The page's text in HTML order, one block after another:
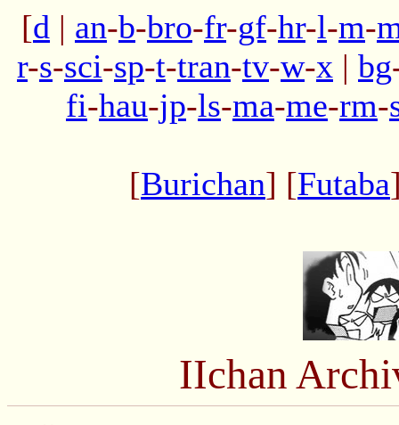
[d | an-b-bro-fr-gf-hr-l-m-
r-s-sci-sp-t-tran-tv-w-x | bg
fi-hau-jp-ls-ma-me-rm-
[Burichan] [Futaba
IIchan